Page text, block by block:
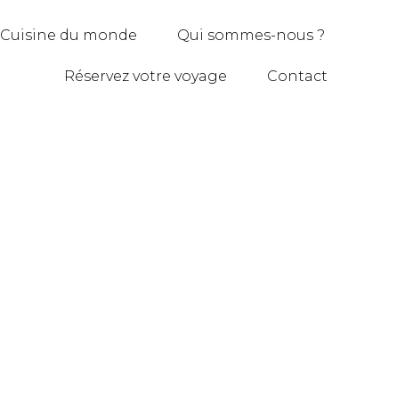
Cuisine du monde Qui sommes-nous ?
Réservez votre voyage Contact